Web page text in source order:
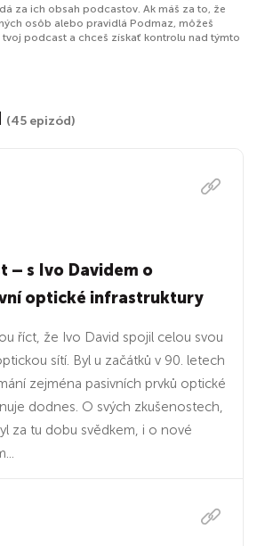
za ich obsah podcastov. Ak máš za to, že
osôb alebo pravidlá Podmaz, môžeš
tvoj podcast a chceš získať kontrolu nad týmto
(45 epizód)
– s Ivo Davidem o
optické infrastruktury
říct, že Ivo David spojil celou svou
sítí. Byl u začátků v 90. letech
zejména pasivních prvků optické
dodnes. O svých zkušenostech,
za tu dobu svědkem, i o nové